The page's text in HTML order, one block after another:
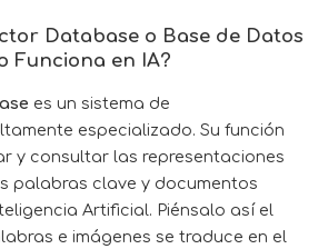
Database o Base de Datos
Funciona en IA?
es un sistema de
especializado. Su función
y consultar las representaciones
palabras clave y documentos
Artificial. Piénsalo así el
e imágenes se traduce en el